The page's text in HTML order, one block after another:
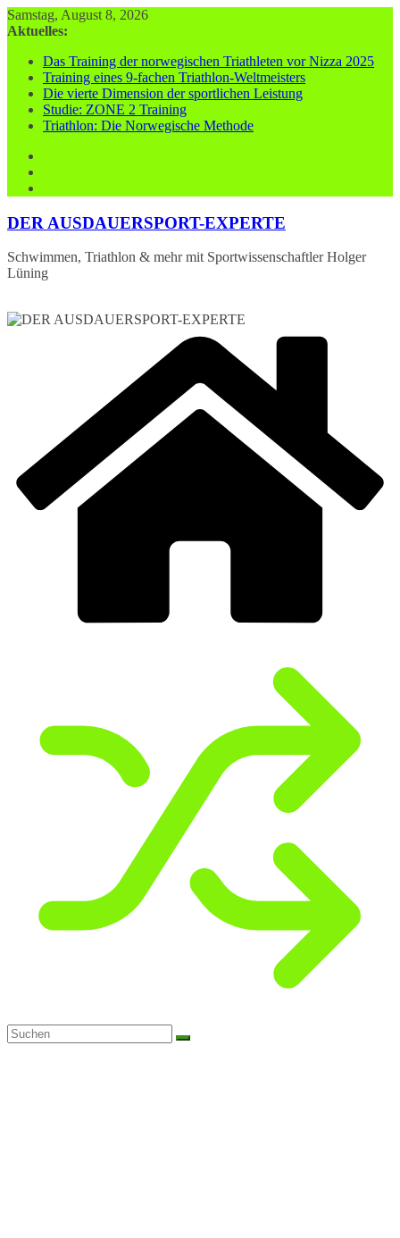
Zum
Inhalt
Samstag, August 8, 2026
Aktuelles:
Das Training der norwegischen Triathleten vor Nizza 2025
Training eines 9-fachen Triathlon-Weltmeisters
Die vierte Dimension der sportlichen Leistung
Studie: ZONE 2 Training
Triathlon: Die Norwegische Methode
DER AUSDAUERSPORT-EXPERTE
Schwimmen, Triathlon & mehr mit Sportwissenschaftler Holger
Lüning